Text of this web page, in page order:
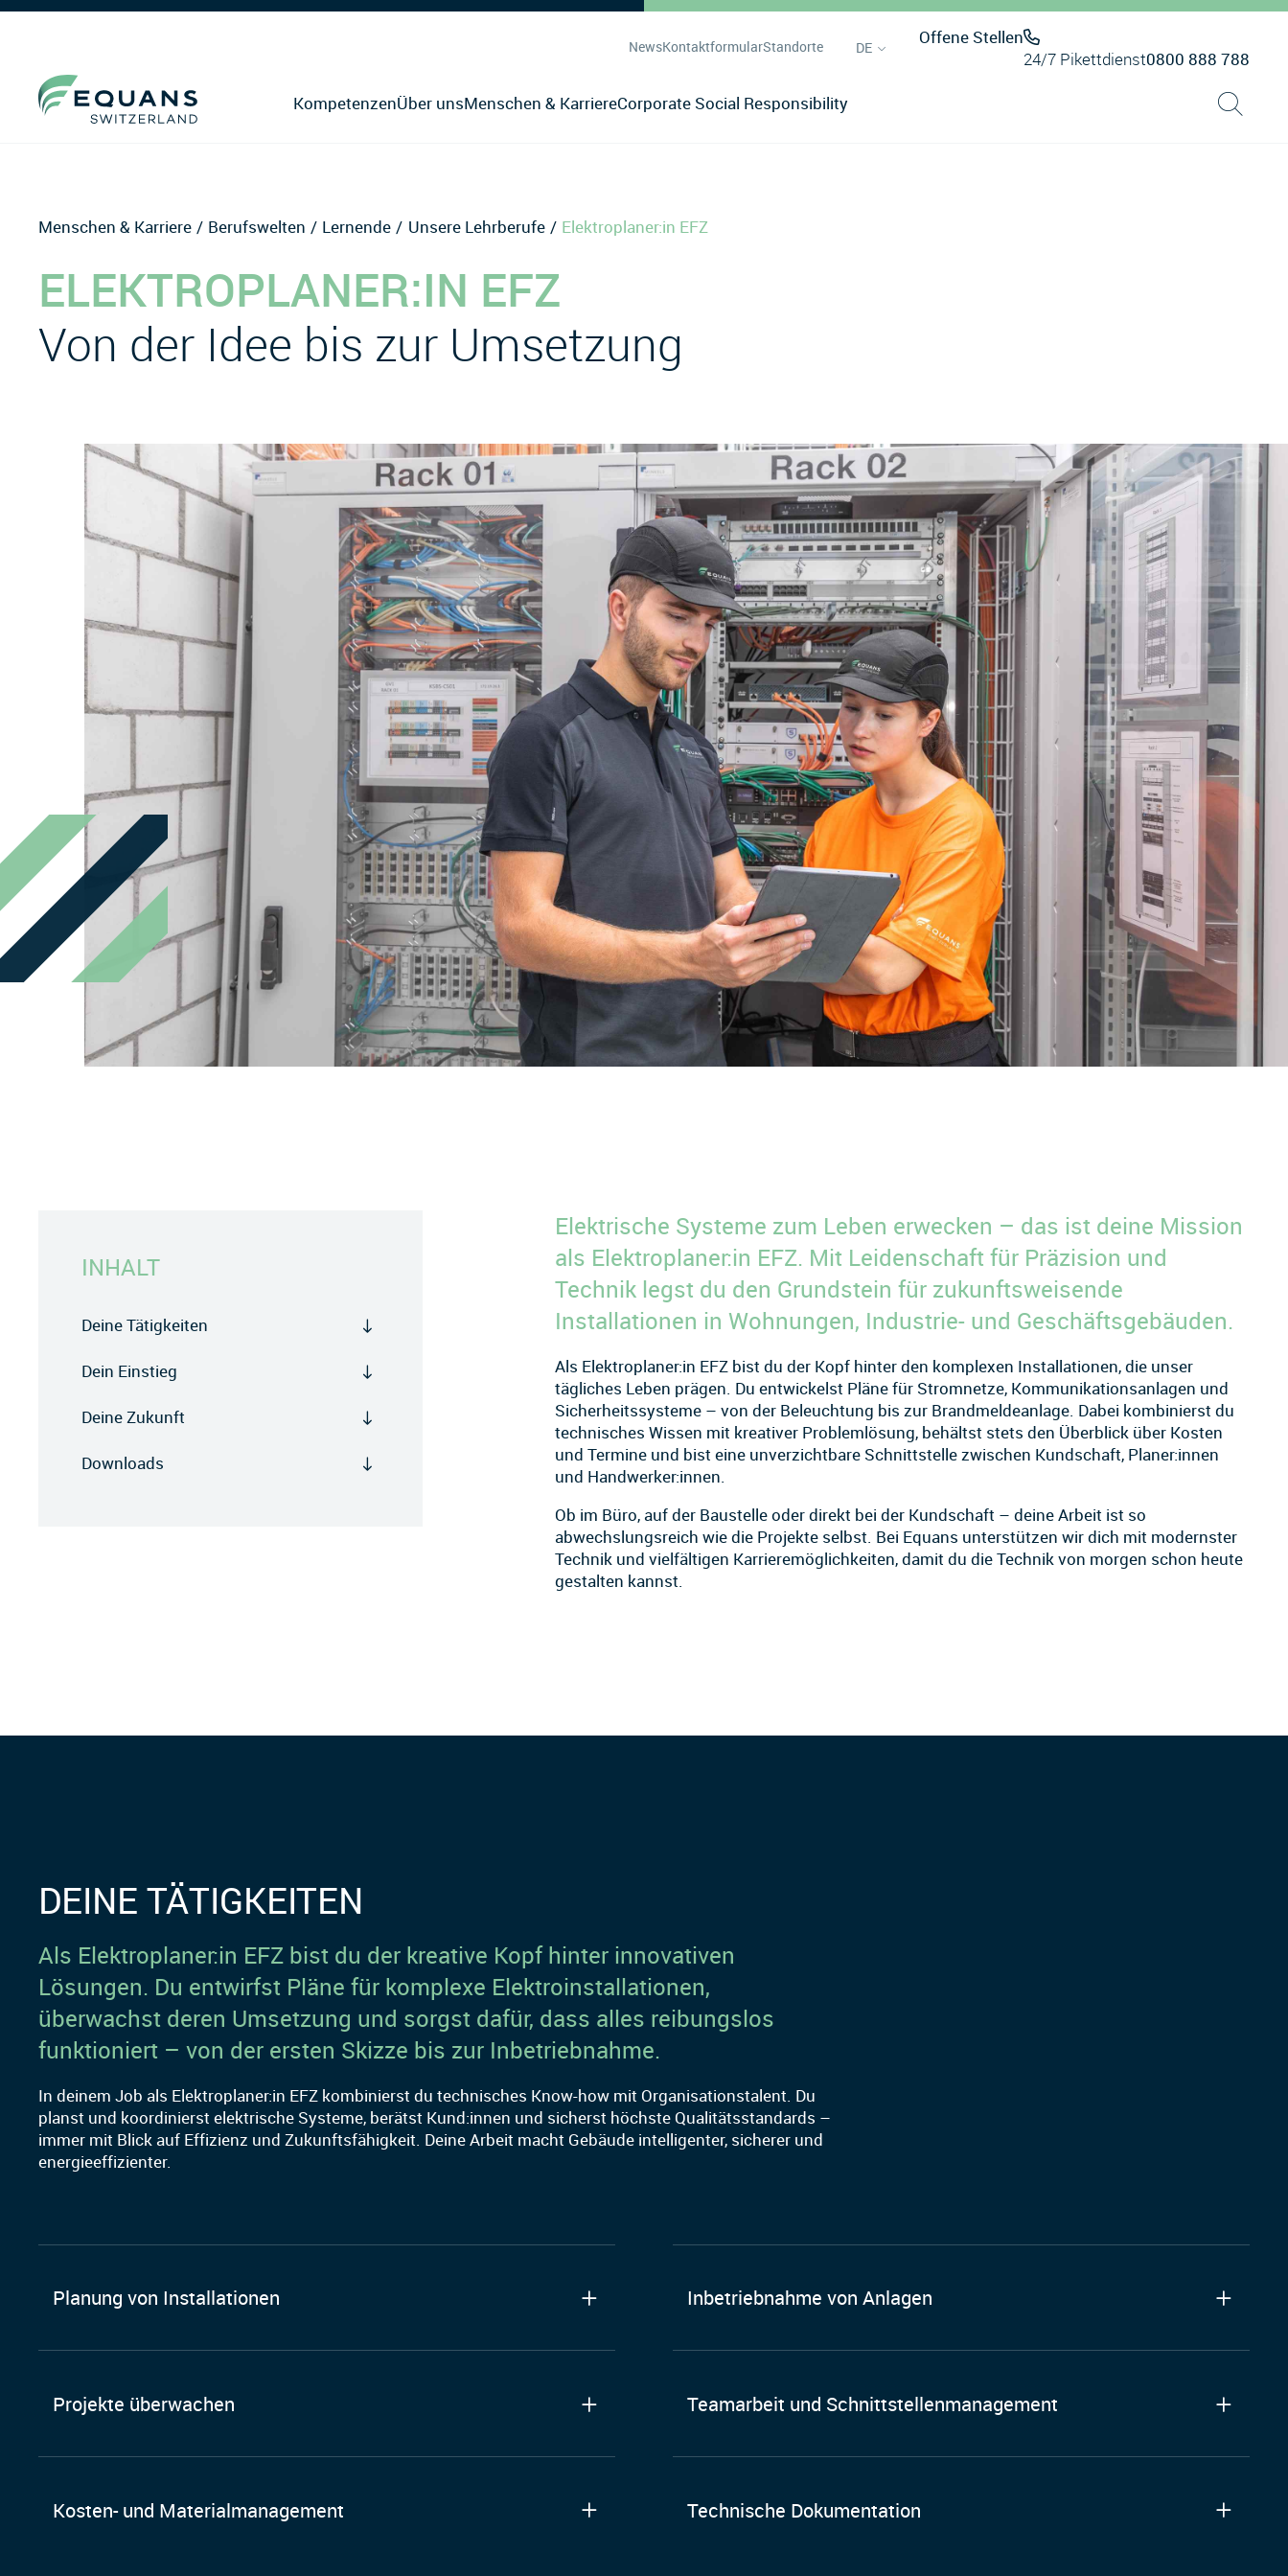
NewsKontaktformularStandorte DE
Offene Stellen
24/7 Pikettdienst0800 888 788
KompetenzenÜber unsMenschen & KarriereCorporate Social Responsibility
Menschen & Karriere Berufswelten Lernende Unsere Lehrberufe Elektroplaner:in EFZ
ELEKTROPLANER:IN EFZ
Von der Idee bis zur Umsetzung
INHALT
Deine Tätigkeiten
Dein Einstieg
Deine Zukunft
Downloads
Elektrische Systeme zum Leben erwecken – das ist deine Mission
als Elektroplaner:in EFZ. Mit Leidenschaft für Präzision und
Technik legst du den Grundstein für zukunftsweisende
Installationen in Wohnungen, Industrie- und Geschäftsgebäuden.
Als Elektroplaner:in EFZ bist du der Kopf hinter den komplexen Installationen, die unser
tägliches Leben prägen. Du entwickelst Pläne für Stromnetze, Kommunikationsanlagen und
Sicherheitssysteme – von der Beleuchtung bis zur Brandmeldeanlage. Dabei kombinierst du
technisches Wissen mit kreativer Problemlösung, behältst stets den Überblick über Kosten
und Termine und bist eine unverzichtbare Schnittstelle zwischen Kundschaft, Planer:innen
und Handwerker:innen.
Ob im Büro, auf der Baustelle oder direkt bei der Kundschaft – deine Arbeit ist so
abwechslungsreich wie die Projekte selbst. Bei Equans unterstützen wir dich mit modernster
Technik und vielfältigen Karrieremöglichkeiten, damit du die Technik von morgen schon heute
gestalten kannst.
DEINE TÄTIGKEITEN
Als Elektroplaner:in EFZ bist du der kreative Kopf hinter innovativen
Lösungen. Du entwirfst Pläne für komplexe Elektroinstallationen,
überwachst deren Umsetzung und sorgst dafür, dass alles reibungslos
funktioniert – von der ersten Skizze bis zur Inbetriebnahme.
In deinem Job als Elektroplaner:in EFZ kombinierst du technisches Know-how mit Organisationstalent. Du
planst und koordinierst elektrische Systeme, berätst Kund:innen und sicherst höchste Qualitätsstandards –
immer mit Blick auf Effizienz und Zukunftsfähigkeit. Deine Arbeit macht Gebäude intelligenter, sicherer und
energieeffizienter.
Planung von Installationen
Projekte überwachen
Kosten- und Materialmanagement
Inbetriebnahme von Anlagen
Teamarbeit und Schnittstellenmanagement
Technische Dokumentation